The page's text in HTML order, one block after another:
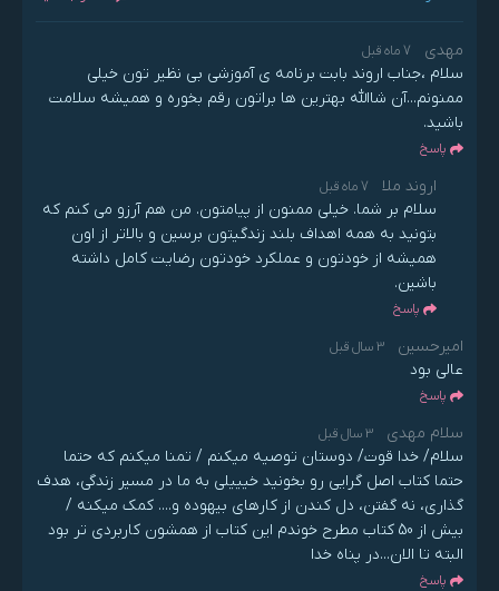
مهدی 7 ماه قبل
سلام ،جناب اروند بابت برنامه ی آموزشی بی نظیر تون خیلی
ممنونم...آن شاالله بهترین ها براتون رقم بخوره و همیشه سلامت
باشید.
پاسخ
اروند ملا 7 ماه قبل
سلام بر شما. خیلی ممنون از پیامتون. من هم آرزو می کنم که
بتونید به همه اهداف بلند زندگیتون برسین و بالاتر از اون
همیشه از خودتون و عملکرد خودتون رضایت کامل داشته
باشین.
پاسخ
امیرحسین 3 سال قبل
عالی بود
پاسخ
سلام مهدی 3 سال قبل
سلام/ خدا قوت/ دوستان توصیه میکنم / تمنا میکنم که حتما
حتما کتاب اصل گرایی رو بخونید خیییلی به ما در مسیر زندگی، هدف
گذاری، نه گفتن، دل کندن از کارهای بیهوده و.... کمک میکنه /
بیش از 50 کتاب مطرح خوندم این کتاب از همشون کاربردی تر بود
البته تا الان...در پناه خدا
پاسخ